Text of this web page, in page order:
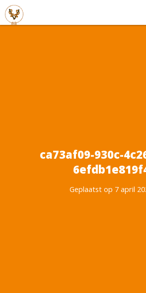
ca73af09-930c-
Geplaatst op 7 april